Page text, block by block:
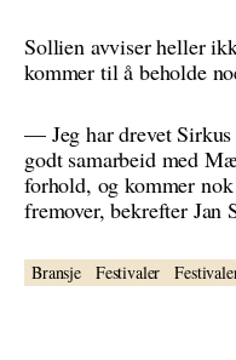
Sollien avviser heller
kommer til å beholde
— Jeg har drevet
godt samarbeid med
forhold, og kommer
fremover, bekrefter Jan
Bransje Festivaler